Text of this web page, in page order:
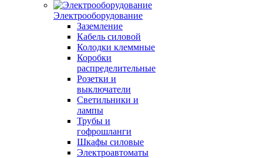
Электрооборудование
Заземление
Кабель силовой
Колодки клеммные
Коробки
распределительные
Розетки и
выключатели
Светильники и
лампы
Трубы и
гофрошланги
Шкафы силовые
Электроавтоматы